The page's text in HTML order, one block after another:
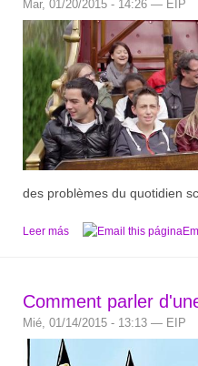
Mar, 01/20/2015 - 14:26 — EIP
des problèmes du quotidien
Leer más
Comment parler
Mié, 01/14/2015 - 13:13 — EIP